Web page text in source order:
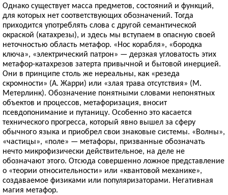
Однако существует масса предметов, состояний и функций,
для которых нет соответствующих обозначений. Тогда
приходится употреблять слова с другой семантической
окраской (катахрезы), и здесь мы вступаем в опасную своей
неточностью область метафор. «Нос корабля», «бородка
ключа», «электрический патрон» — дерзкая угловатость этих
метафор-катахрезов затерта привычной и бытовой инерцией.
Они в принципе столь же нереальны, как «резеда
скромности» (А. Жарри) или «злая трава отсутствия» (М.
Метерлинк). Обозначение понятными словами непонятных
объектов и процессов, метафоризация, вносит
псевдопонимание и путаницу. Особенно это касается
технического прогресса, который явно вышел за сферу
обычного языка и приобрел свои знаковые системы. «Волны»,
«частицы», «поле» — метафоры, призванные обозначать
нечто микрофизически действительное, на деле не
обозначают этого. Отсюда совершенно ложное представление
о «теории относительности» или «квантовой механике»,
создаваемое физиками или популяризаторами. Негативная
магия метафор.